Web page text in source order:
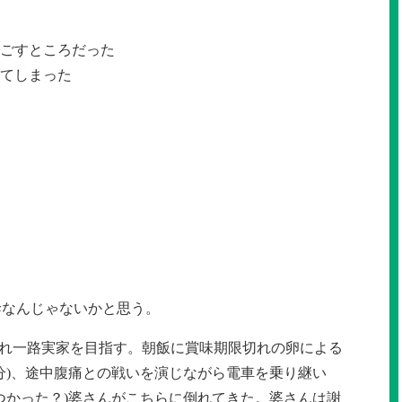
すところだった
しまった
んじゃないかと思う。
一路実家を目指す。朝飯に賞味期限切れの卵による
、途中腹痛との戦いを演じながら電車を乗り継い
った？)婆さんがこちらに倒れてきた。婆さんは謝